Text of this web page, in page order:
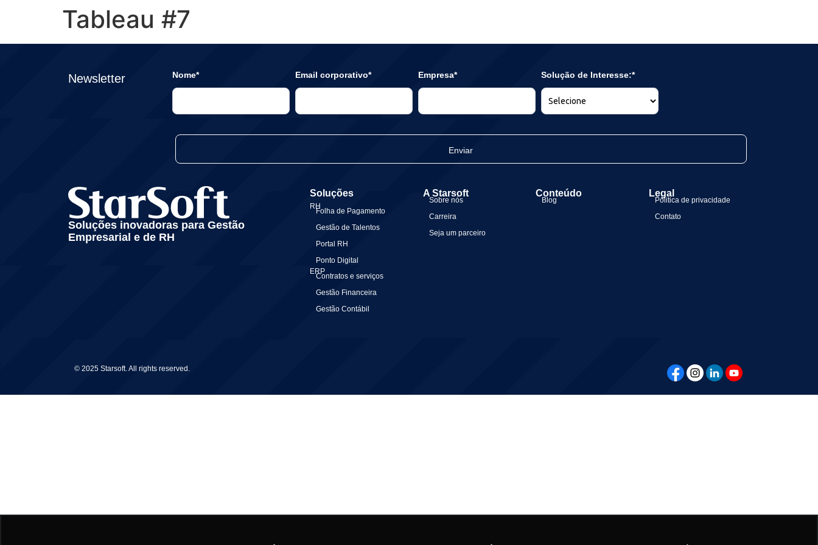
Tableau #7
Newsletter Nome* Email corporativo* Empresa* Solução de Interesse:*
Enviar
Soluções inovadoras para Gestão
Empresarial e de RH
Soluções
RH
Folha de Pagamento
Gestão de Talentos
Portal RH
Ponto Digital
ERP
Contratos e serviços
Gestão Financeira
Gestão Contábil
A Starsoft
Sobre nós
Carreira
Seja um parceiro
Conteúdo
Blog
Legal
Politica de privacidade
Contato
© 2025 Starsoft. All rights reserved.